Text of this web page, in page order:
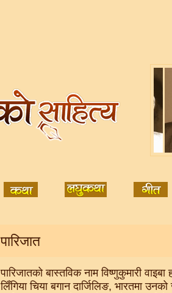
पारिजात
पारिजातको बास्तविक नाम विष्णुकुमारी
लिँगिया चिया बगान दार्जिलिङ, भारतमा